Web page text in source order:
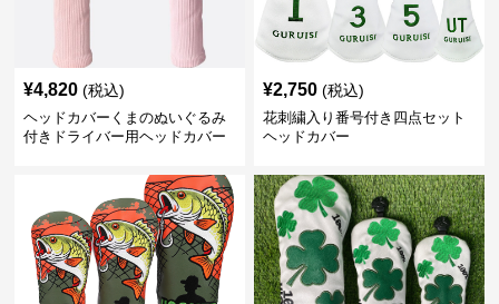
¥4,820 (税込)
ヘッドカバーくまのぬいぐるみ
付きドライバー用ヘッドカバー
¥2,750 (税込)
花刺繍入り番号付き四点セット
ヘッドカバー